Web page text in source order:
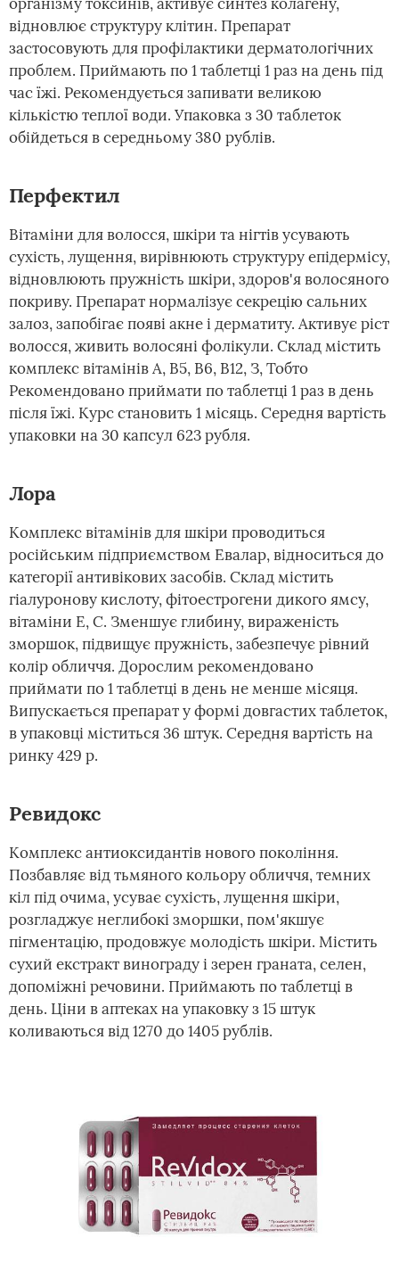
відновлює структуру клітин. Препарат
застосовують для профілактики дерматологічних
проблем. Приймають по 1 таблетці 1 раз на день під
час їжі. Рекомендується запивати великою
кількістю теплої води. Упаковка з 30 таблеток
обійдеться в середньому 380 рублів.
Перфектил
Вітаміни для волосся, шкіри та нігтів усувають
сухість, лущення, вирівнюють структуру епідермісу,
відновлюють пружність шкіри, здоров'я волосяного
покриву. Препарат нормалізує секрецію сальних
залоз, запобігає появі акне і дерматиту. Активує ріст
волосся, живить волосяні фолікули. Склад містить
комплекс вітамінів А, В5, В6, В12, З, Тобто
Рекомендовано приймати по таблетці 1 раз в день
після їжі. Курс становить 1 місяць. Середня вартість
упаковки на 30 капсул 623 рубля.
Лора
Комплекс вітамінів для шкіри проводиться
російським підприємством Евалар, відноситься до
категорії антивікових засобів. Склад містить
гіалуронову кислоту, фітоестрогени дикого ямсу,
вітаміни E, C. Зменшує глибину, вираженість
зморшок, підвищує пружність, забезпечує рівний
колір обличчя. Дорослим рекомендовано
приймати по 1 таблетці в день не менше місяця.
Випускається препарат у формі довгастих таблеток,
в упаковці міститься 36 штук. Середня вартість на
ринку 429 р.
Ревидокс
Комплекс антиоксидантів нового покоління.
Позбавляє від тьмяного кольору обличчя, темних
кіл під очима, усуває сухість, лущення шкіри,
розгладжує неглибокі зморшки, пом'якшує
пігментацію, продовжує молодість шкіри. Містить
сухий екстракт винограду і зерен граната, селен,
допоміжні речовини. Приймають по таблетці в
день. Ціни в аптеках на упаковку з 15 штук
коливаються від 1270 до 1405 рублів.